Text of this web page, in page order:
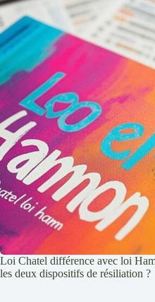
Loi Chatel différence avec loi
les deux dispositifs de résiliation ?